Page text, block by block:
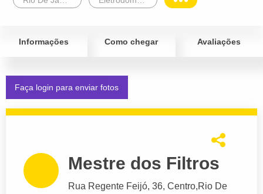
Informações Como chegar Avaliações
Faça login para enviar fotos
Mestre dos Filtros
Rua Regente Feijó, 36, Centro,Rio De